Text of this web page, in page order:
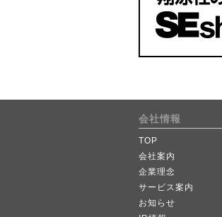
会社情報
TOP
会社案内
企業理念
サービス案内
お知らせ